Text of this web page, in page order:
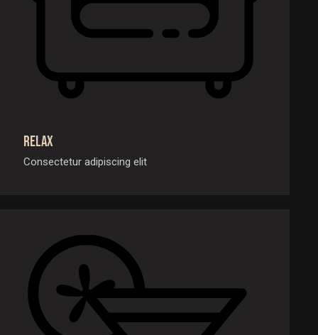
Relax
Consectetur adipiscing elit